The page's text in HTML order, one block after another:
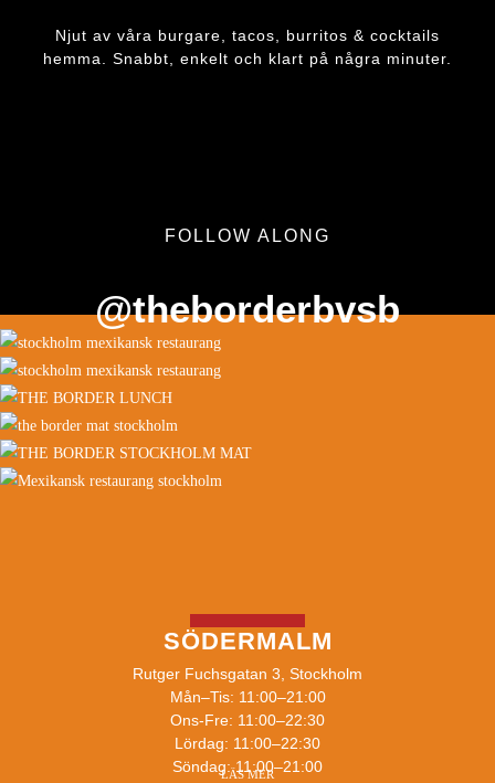
Njut av våra burgare, tacos, burritos & cocktails
hemma. Snabbt, enkelt och klart på några minuter.
FOLLOW ALONG
@theborderbvsb
SÖDERMALM
Rutger Fuchsgatan 3, Stockholm
Mån–Tis: 11:00–21:00
Ons-Fre: 11:00–22:30
Lördag: 11:00–22:30
Söndag: 11:00–21:00
LÄS MER